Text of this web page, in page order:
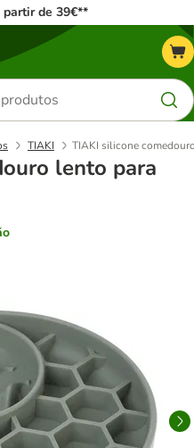
partir de 39€**
TIAKI TIAKI silicone
lento para